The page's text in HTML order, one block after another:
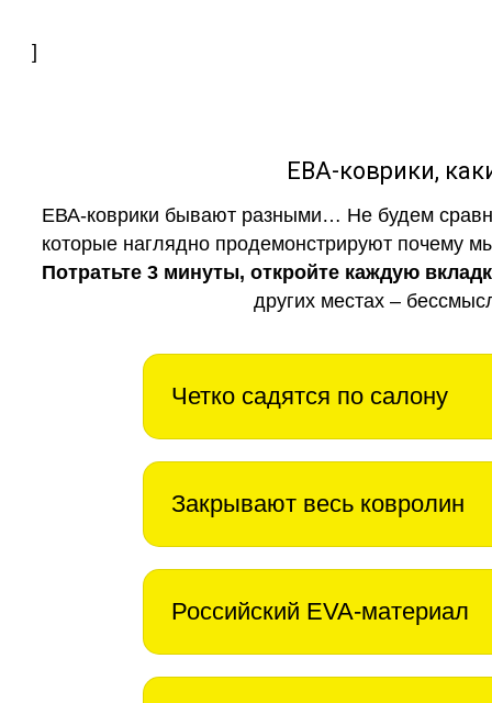
]
ЕВА-коврики,
ЕВА-коврики бывают разными… Не будем
которые наглядно продемонстрируют почему
Потратьте 3 минуты, откройте каждую
других местах –
Четко садятся по салону
Закрывают весь ковролин
Российский EVA-материал